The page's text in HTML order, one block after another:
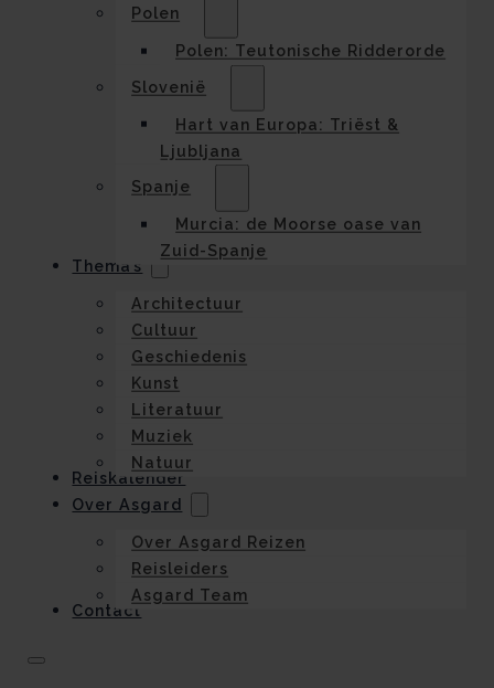
Polen
Polen: Teutonische Ridderorde
Slovenië
Hart van Europa: Triëst &
Ljubljana
Spanje
Murcia: de Moorse oase van
Zuid-Spanje
Thema’s
Architectuur
Cultuur
Geschiedenis
Kunst
Literatuur
Muziek
Natuur
Reiskalender
Over Asgard
Over Asgard Reizen
Reisleiders
Asgard Team
Contact